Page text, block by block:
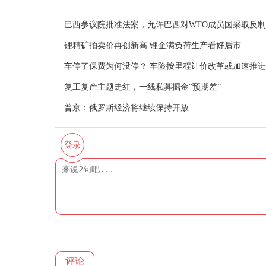
巴西参议院批准法案，允许巴西对WTO成员国采取反
锂精矿拍卖价再创新高 锂企满负荷生产看好后市
车停了保费为何没停？ 车险按里程计价改革或加速推进
复工复产主题走红，一线私募掘金“预期差”
普京：俄罗斯经济将继续保持开放
登录
评论